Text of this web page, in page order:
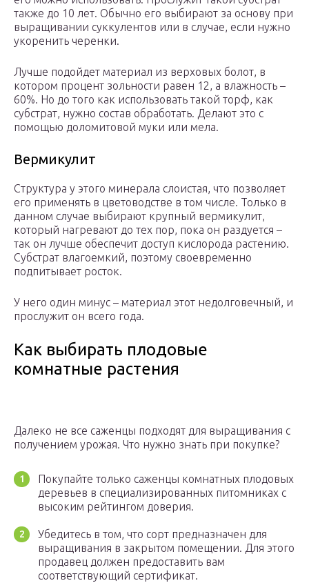
также до 10 лет. Обычно его выбирают за основу при
выращивании суккулентов или в случае, если нужно
укоренить черенки.
Лучше подойдет материал из верховых болот, в
котором процент зольности равен 12, а влажность –
60%. Но до того как использовать такой торф, как
субстрат, нужно состав обработать. Делают это с
помощью доломитовой муки или мела.
Вермикулит
Структура у этого минерала слоистая, что позволяет
его применять в цветоводстве в том числе. Только в
данном случае выбирают крупный вермикулит,
который нагревают до тех пор, пока он раздуется –
так он лучше обеспечит доступ кислорода растению.
Субстрат влагоемкий, поэтому своевременно
подпитывает росток.
У него один минус – материал этот недолговечный, и
прослужит он всего года.
Как выбирать плодовые
комнатные растения
Далеко не все саженцы подходят для выращивания с
получением урожая. Что нужно знать при покупке?
Покупайте только саженцы комнатных плодовых
деревьев в специализированных питомниках с
высоким рейтингом доверия.
Убедитесь в том, что сорт предназначен для
выращивания в закрытом помещении. Для этого
продавец должен предоставить вам
соответствующий сертификат.